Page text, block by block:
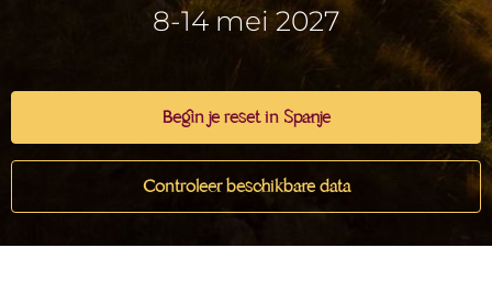
8-14 mei 2027
Begin je reset in Spanje
Controleer beschikbare data